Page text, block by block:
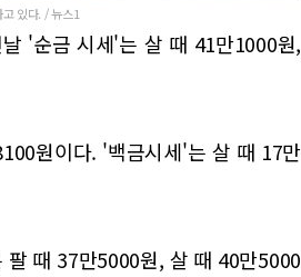
있다. / 뉴스1
'순금 시세'는 살 때 41만1000원,
원이다. '백금시세'는 살 때 17만
때 37만5000원, 살 때 40만5000